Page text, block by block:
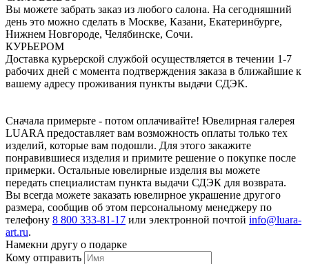
Вы можете забрать заказ из любого салона. На сегодняшний
день это можно сделать в Москве, Казани, Екатеринбурге,
Нижнем Новгороде, Челябинске, Сочи.
КУРЬЕРОМ
Доставка курьерской службой осуществляется в течении 1-7
рабочих дней с момента подтверждения заказа в ближайшие к
вашему адресу проживания пункты выдачи СДЭК.
Сначала примерьте - потом оплачивайте! Ювелирная галерея
LUARA предоставляет вам возможность оплаты только тех
изделий, которые вам подошли. Для этого закажите
понравившиеся изделия и примите решение о покупке после
примерки. Остальные ювелирные изделия вы можете
передать специалистам пункта выдачи СДЭК для возврата.
Вы всегда можете заказать ювелирное украшение другого
размера, сообщив об этом персональному менеджеру по
телефону 8 800 333-81-17 или электронной почтой info@luara-
art.ru.
Намекни другу о подарке
Кому отправить